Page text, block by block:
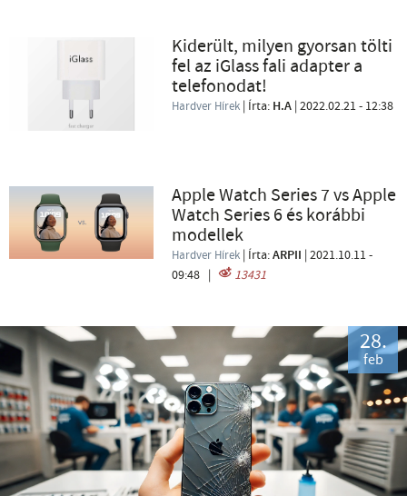
Kiderült, milyen gyorsan tölti
fel az iGlass fali adapter a
telefonodat!
Hardver Hírek | Írta: H.A |2022.02.21 - 12:38
Apple Watch Series 7 vs Apple
Watch Series 6 és korábbi
modellek
Hardver Hírek | Írta:ARPII |2021.10.11 -
09:48 | 13431
28.
feb